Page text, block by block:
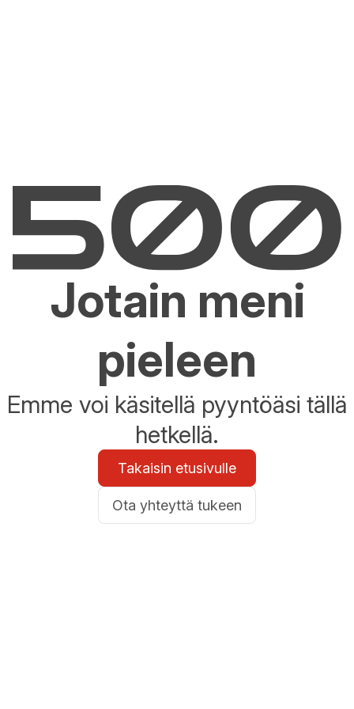
Jotain meni
pieleen
Emme voi käsitellä pyyntöäsi tällä
hetkellä.
Takaisin etusivulle
Ota yhteyttä tukeen